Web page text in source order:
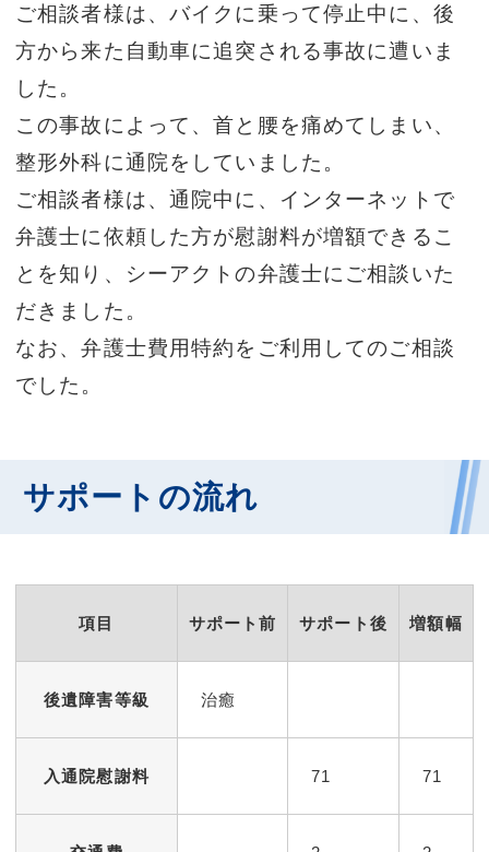
ご相談者様は、バイクに乗って停止中に、後
方から来た自動車に追突される事故に遭いま
した。
この事故によって、首と腰を痛めてしまい、
整形外科に通院をしていました。
ご相談者様は、通院中に、インターネットで
弁護士に依頼した方が慰謝料が増額できるこ
とを知り、シーアクトの弁護士にご相談いた
だきました。
なお、弁護士費用特約をご利用してのご相談
でした。
サポートの流れ
項目 サポート前 サポート後 増額幅
後遺障害等級 治癒
入通院慰謝料 71 71